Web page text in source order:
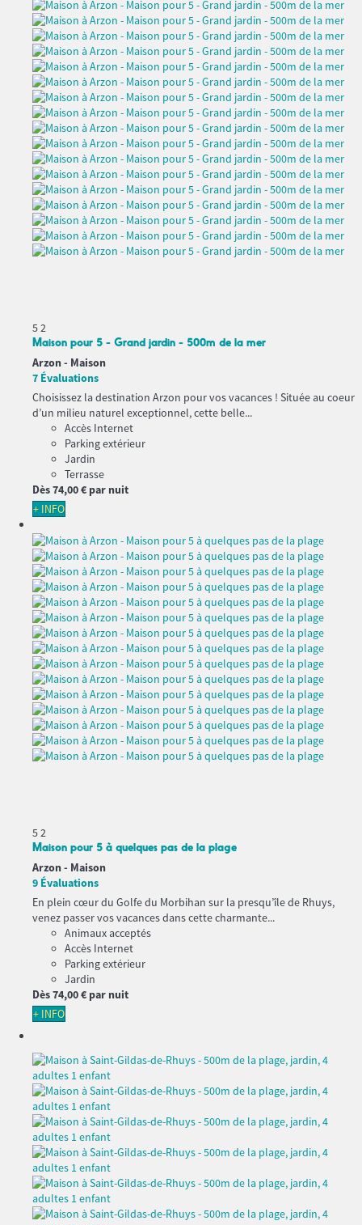
52
Maison pour 5 - Grand jardin - 500m de la mer
Arzon - Maison
7 Évaluations
Choisissez la destination Arzon pour vos vacances ! Située au coeur
d’un milieu naturel exceptionnel, cette belle...
Accès Internet
Parking extérieur
Jardin
Terrasse
Dès74,00 € par nuit
+ INFO
52
Maison pour 5 à quelques pas de la plage
Arzon - Maison
9 Évaluations
En plein cœur du Golfe du Morbihan sur la presqu’île de Rhuys,
venez passer vos vacances dans cette charmante...
Animaux acceptés
Accès Internet
Parking extérieur
Jardin
Dès74,00 € par nuit
+ INFO